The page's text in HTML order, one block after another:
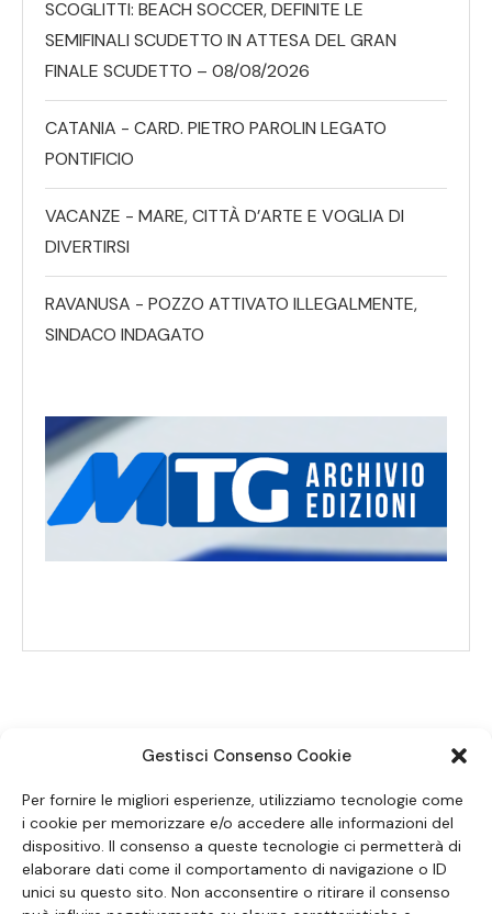
Gestisci Consenso Cookie
Per fornire le migliori esperienze, utilizziamo tecnologie come
i cookie per memorizzare e/o accedere alle informazioni del
dispositivo. Il consenso a queste tecnologie ci permetterà di
elaborare dati come il comportamento di navigazione o ID
unici su questo sito. Non acconsentire o ritirare il consenso
SCOGLITTI: BEACH SOCCER, DEFINITE LE
SEMIFINALI SCUDETTO IN ATTESA DEL GRAN
FINALE SCUDETTO – 08/08/2026
CATANIA - CARD. PIETRO PAROLIN LEGATO
PONTIFICIO
VACANZE - MARE, CITTÀ D’ARTE E VOGLIA DI
DIVERTIRSI
RAVANUSA - POZZO ATTIVATO ILLEGALMENTE,
SINDACO INDAGATO
SEGUICI SUI SOCIAL